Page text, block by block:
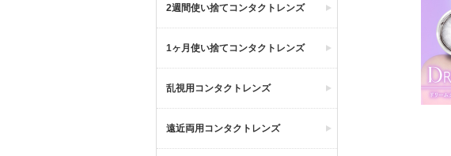
2週間使い捨てコンタクトレンズ
1ヶ月使い捨てコンタクトレンズ
乱視用コンタクトレンズ
遠近両用コンタクトレンズ